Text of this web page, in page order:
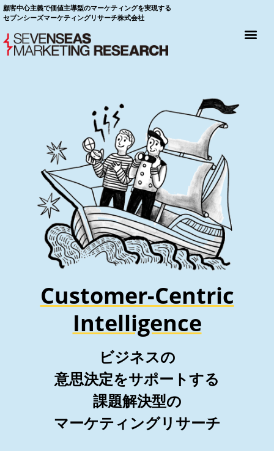
顧客中心主義で価値主導型のマーケティングを実現する
セブンシーズマーケティングリサーチ株式会社
Customer-Centric
Intelligence
ビジネスの
意思決定をサポートする
課題解決型の
マーケティングリサーチ